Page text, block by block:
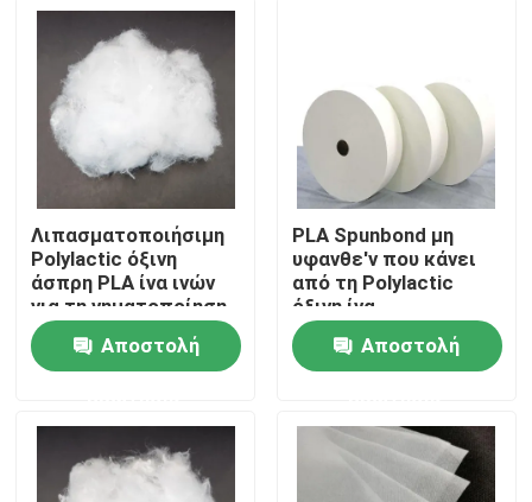
Αρχική Σελίδα
Σχετικά με εμάς
Λιπασματοποιήσιμη
Polylactic όξινη
άσπρη PLA ίνα ινών
για τη νηματοποίηση
Αποστολή
PLA Spunbond μη
υφανθε'ν που κάνει
από τη Polylactic
όξινη ίνα
Αποστολή